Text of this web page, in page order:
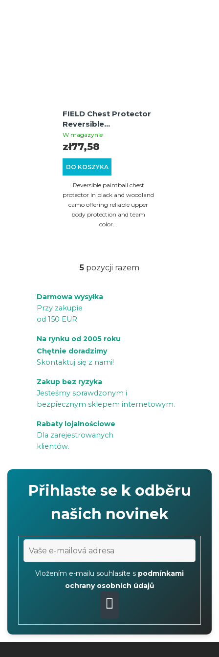
FIELD Chest Protector
Reversible
Black/Woodland Camo
with dual-sided design
and upper body
protection
W magazynie
DO KOSZYKA
zł77,58
Reversible paintball chest
protector in black and woodland
camo offering reliable upper
body protection and team
color...
K
o
k
i
t
y
5 pozycji razem
Darmowa wysyłka
Przy zakupie
od 150 EUR
Na rynku od 2005 roku
Chętnie doradzimy
Skontaktuj się z nami!
Zakup bez ryzyka
Jesteśmy sprawdzonym i
bezpiecznym sklepem internetowym.
Rabaty lojalnościowe
Dla zarejestrowanych
klientów.
Přihlaste se k odběru
našich novinek
Vložením e-mailu souhlasíte s podmínkami
ochrany osobních údajů
PŘIHLÁSIT
SE